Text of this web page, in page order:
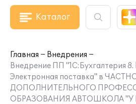
Каталог
Главная
Внедрения
Внедрение ПП "1С:Бухгалтерия 8.
Электронная поставка" в
ДОПОЛНИТЕЛЬНОГО
ОБРАЗОВАНИЯ АВТОШКОЛА "У